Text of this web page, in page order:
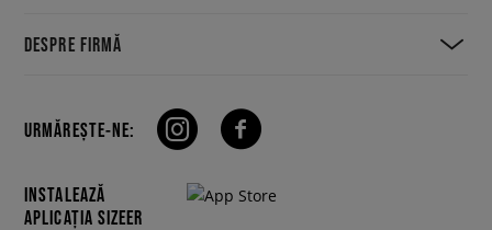
DESPRE FIRMĂ
URMĂREȘTE-NE:
INSTALEAZĂ
APLICAȚIA SIZEER